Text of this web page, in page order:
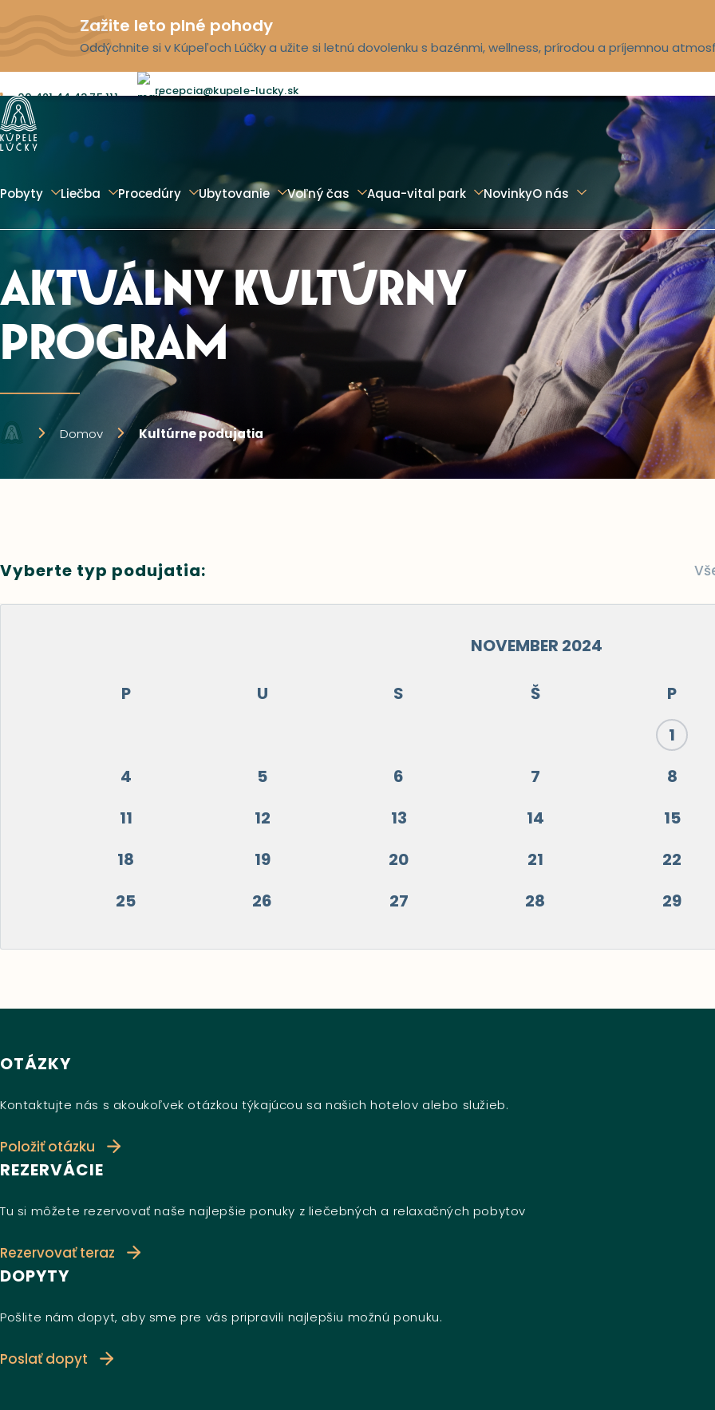
Zažite leto plné pohody
Oddýchnite si v Kúpeľoch Lúčky a užite si letnú dovolenku s bazénmi, wellness, prírodou a príjemnou
00 421 44 43 75 111 recepcia@kupele-lucky.sk
Pobyty Liečba Procedúry Ubytovanie Voľný čas Aqua-vital park NovinkyO nás
AKTUÁLNY KULTÚRNY
PROGRAM
Domov Kultúrne podujatia
Vyberte typ podujatia:
NOVEMBER 2024
P U S Š P
1
4
5 6 7 8
11
12 13 14 15
18
19 20 21 22
25
26 27 28 29
OTÁZKY
Kontaktujte nás s akoukoľvek otázkou týkajúcou sa našich hotelov alebo služieb.
Položiť otázku
REZERVÁCIE
Tu si môžete rezervovať naše najlepšie ponuky z liečebných a relaxačných pobytov
Rezervovať teraz
DOPYTY
Pošlite nám dopyt, aby sme pre vás pripravili najlepšiu možnú ponuku.
Poslať dopyt